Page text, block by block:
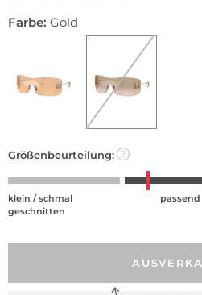
Farbe: Gold
Größenbeurteilung: ?
klein / schmal
geschnitten
passend